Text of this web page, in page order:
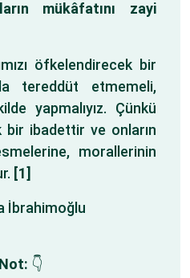
mükâfatını zayi
öfkelendirecek bir
tereddüt etmemeli,
yapmalıyız. Çünkü
bir ibadettir ve onların
morallerinin
[1]
İbrahimoğlu
👇